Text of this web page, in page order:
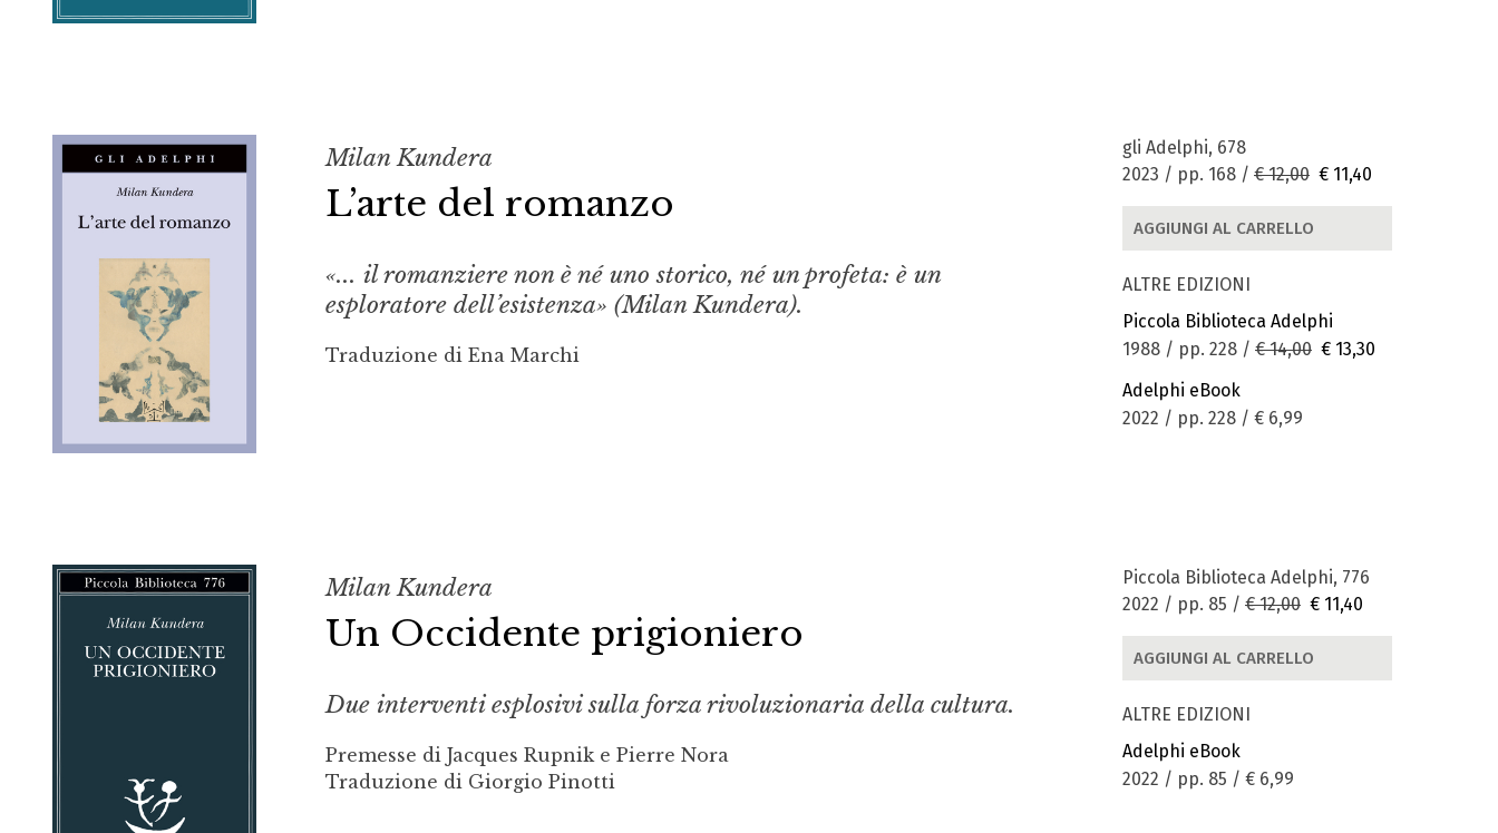
Milan Kundera
L’arte del romanzo
«... il romanziere non è né uno storico, né un profeta: è un
esploratore dell’esistenza» (Milan Kundera).
Traduzione di Ena Marchi
gli Adelphi, 678
2023 / pp. 168 / € 12,00 € 11,40
AGGIUNGI AL CARRELLO
ALTRE EDIZIONI
Piccola Biblioteca Adelphi
1988 / pp. 228 / € 14,00 € 13,30
Adelphi eBook
2022 / pp. 228 / € 6,99
Milan Kundera
Un Occidente prigioniero
Due interventi esplosivi sulla forza rivoluzionaria della cultura.
Premesse di Jacques Rupnik e Pierre Nora
Traduzione di Giorgio Pinotti
Piccola Biblioteca Adelphi, 776
2022 / pp. 85 / € 12,00 € 11,40
AGGIUNGI AL CARRELLO
ALTRE EDIZIONI
Adelphi eBook
2022 / pp. 85 / € 6,99